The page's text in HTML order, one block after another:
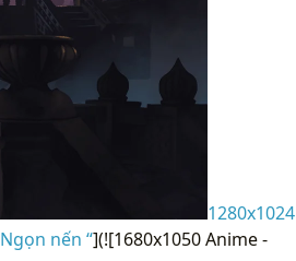
1280x1024
nến “](![1680x1050 Anime -